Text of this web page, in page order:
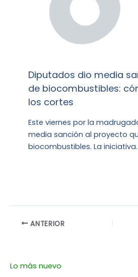
Diputados dio media
de biocombustibles:
los cortes
Este viernes por la
media sanción al proyecto
biocombustibles. La
ANTERIOR
Lo más nuevo